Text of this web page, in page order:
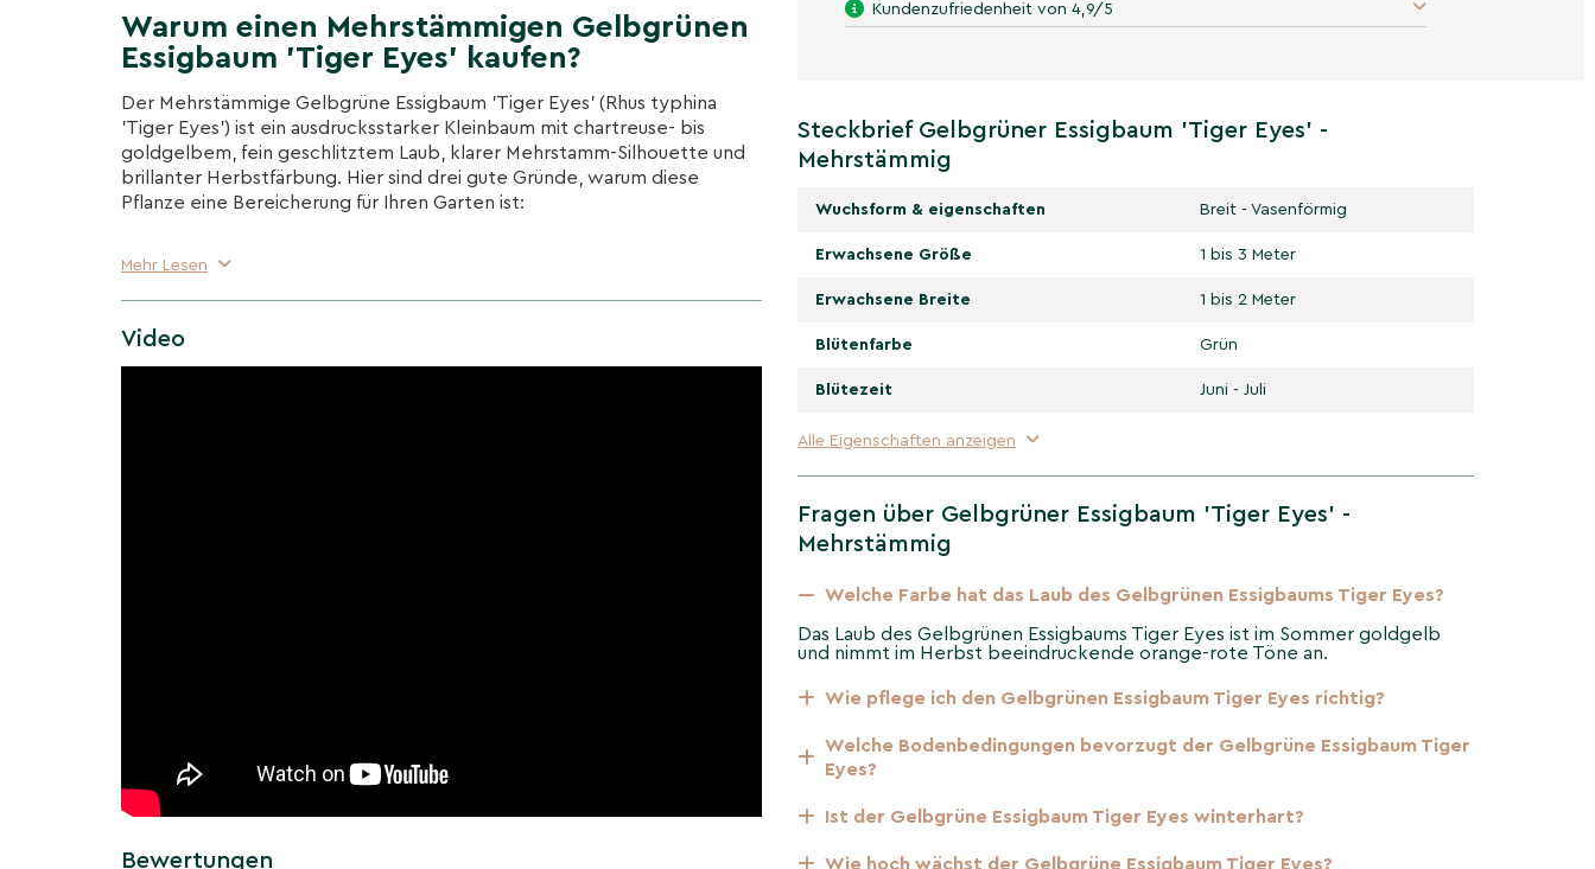
Warum einen Mehrstämmigen Gelbgrünen
Essigbaum 'Tiger Eyes' kaufen?
Der Mehrstämmige Gelbgrüne Essigbaum 'Tiger Eyes' (Rhus typhina
'Tiger Eyes') ist ein ausdrucksstarker Kleinbaum mit chartreuse- bis
goldgelbem, fein geschlitztem Laub, klarer Mehrstamm-Silhouette und
brillanter Herbstfärbung. Hier sind drei gute Gründe, warum diese
Pflanze eine Bereicherung für Ihren Garten ist:
Filigrane, gefiederte Blätter treiben frisch chartreuse bis goldgelb aus
und setzen starke Kontraste in modernen wie naturnahen Pflanzungen.
Kompakter Wuchs & skulpturale Mehrstamm-Form
Als mehrstämmiger Blickfang meist 2–3 m hoch und breit; ideal für
Der Jahresverlauf bietet klare Höhepunkte: frischer, leuchtender
Austrieb, farbstarkes Sommerlaub, spektakuläre Herbsttöne und eine
Mehr Lesen
Video
Bewertungen
Kundenzufriedenheit von 4,9/5
Steckbrief Gelbgrüner Essigbaum 'Tiger Eyes' -
Mehrstämmig
Wuchsform & eigenschaften Breit - Vasenförmig
Erwachsene Größe 1 bis 3 Meter
Erwachsene Breite 1 bis 2 Meter
Blütenfarbe Grün
Blütezeit Juni - Juli
Alle Eigenschaften anzeigen
Fragen über Gelbgrüner Essigbaum 'Tiger Eyes' -
Mehrstämmig
Welche Farbe hat das Laub des Gelbgrünen Essigbaums Tiger Eyes?
Das Laub des Gelbgrünen Essigbaums Tiger Eyes ist im Sommer goldgelb
und nimmt im Herbst beeindruckende orange-rote Töne an.
Wie pflege ich den Gelbgrünen Essigbaum Tiger Eyes richtig?
Welche Bodenbedingungen bevorzugt der Gelbgrüne Essigbaum Tiger
Eyes?
Ist der Gelbgrüne Essigbaum Tiger Eyes winterhart?
Wie hoch wächst der Gelbgrüne Essigbaum Tiger Eyes?